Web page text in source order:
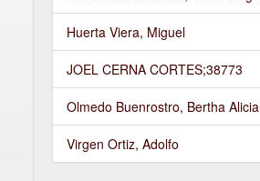
Huerta Viera, Miguel
JOEL CERNA CORTES;38773
Olmedo Buenrostro, Bertha Alicia
Virgen Ortiz, Adolfo